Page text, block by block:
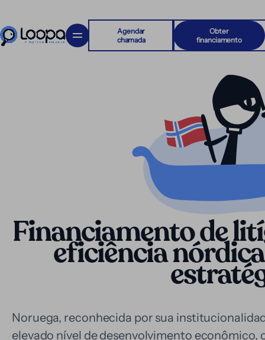
Agendar
chamada
Obter
financiamento
Financiamento de
eficiência
Noruega, reconhecida por sua
elevado nível de desenvolvimento econômico,